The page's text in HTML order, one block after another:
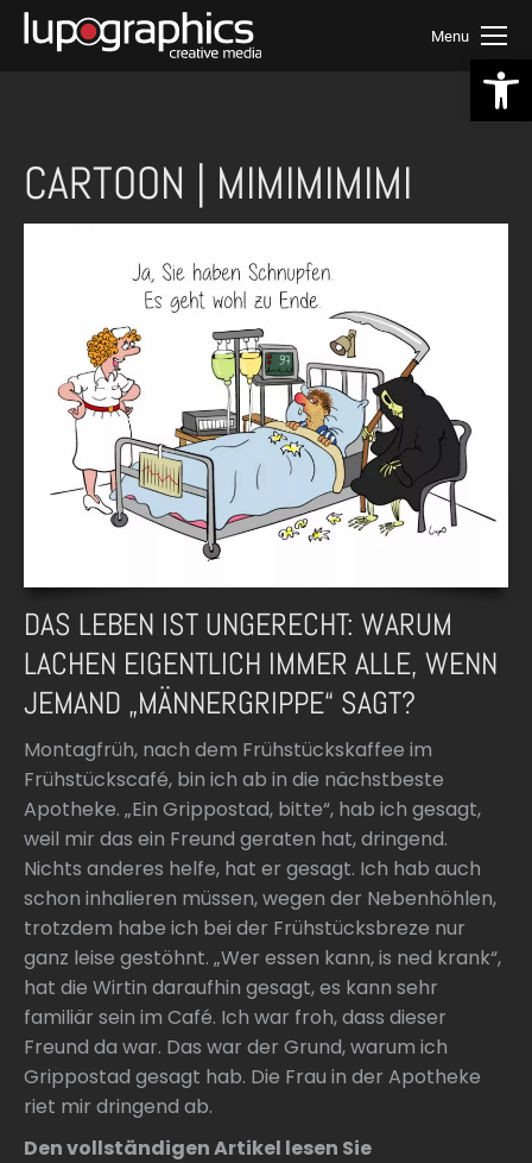
Menu
CARTOON | MIMIMIMIMI
DAS LEBEN IST UNGERECHT: WARUM
LACHEN EIGENTLICH IMMER ALLE, WENN
JEMAND „MÄNNERGRIPPE“ SAGT?
Montagfrüh, nach dem Frühstückskaffee im
Frühstückscafé, bin ich ab in die nächstbeste
Apotheke. „Ein Grippostad, bitte“, hab ich gesagt,
weil mir das ein Freund geraten hat, dringend.
Nichts anderes helfe, hat er gesagt. Ich hab auch
schon inhalieren müssen, wegen der Nebenhöhlen,
trotzdem habe ich bei der Frühstücksbreze nur
ganz leise gestöhnt. „Wer essen kann, is ned krank“,
hat die Wirtin daraufhin gesagt, es kann sehr
familiär sein im Café. Ich war froh, dass dieser
Freund da war. Das war der Grund, warum ich
Grippostad gesagt hab. Die Frau in der Apotheke
riet mir dringend ab.
Den vollständigen Artikel lesen Sie